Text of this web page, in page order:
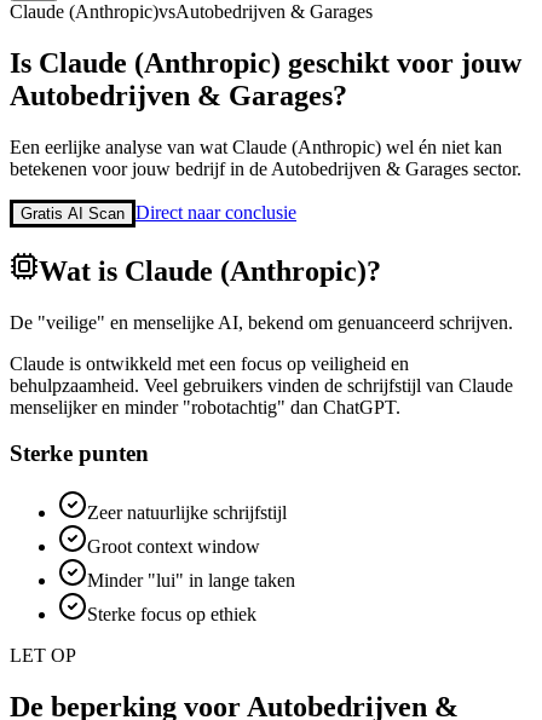
Claude (Anthropic)vsAutobedrijven & Garages
Is Claude (Anthropic) geschikt voor jouw
Autobedrijven & Garages?
Een eerlijke analyse van wat Claude (Anthropic) wel én niet kan
betekenen voor jouw bedrijf in de Autobedrijven & Garages sector.
Gratis AI Scan Direct naar conclusie
Wat is Claude (Anthropic)?
De "veilige" en menselijke AI, bekend om genuanceerd schrijven.
Claude is ontwikkeld met een focus op veiligheid en
behulpzaamheid. Veel gebruikers vinden de schrijfstijl van Claude
menselijker en minder "robotachtig" dan ChatGPT.
Sterke punten
Zeer natuurlijke schrijfstijl
Groot context window
Minder "lui" in lange taken
Sterke focus op ethiek
LET OP
De beperking voor Autobedrijven &